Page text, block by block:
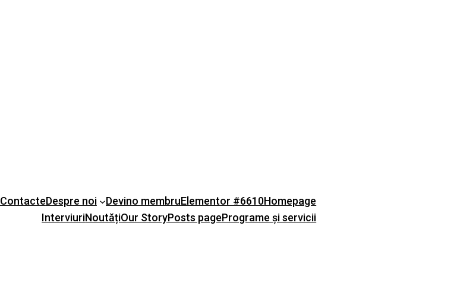
ContacteDespre noi Devino membruElementor #6610Homepage
InterviuriNoutățiOur StoryPosts pagePrograme și servicii